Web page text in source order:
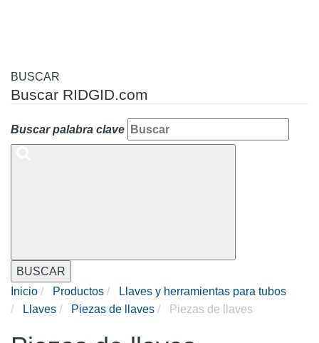
BUSCAR
Buscar RIDGID.com
Buscar palabra clave
BUSCAR
Inicio
Productos
Llaves y herramientas para tubos
Llaves
Piezas de llaves Piezas de llaves